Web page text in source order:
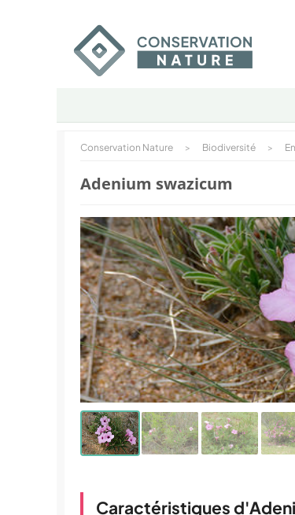
Conservation Nature > Biodiversité >
Adenium swazicum
Caractéristiques